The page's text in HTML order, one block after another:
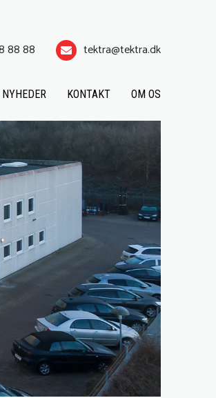
88 88 tektra@tektra.dk
NYHEDER KONTAKT OM OS